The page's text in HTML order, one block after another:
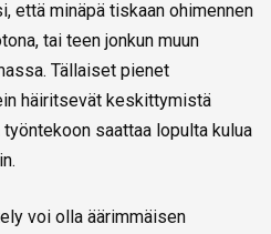
että minäpä tiskaan ohimennen
tai teen jonkun muun
Tällaiset pienet
häiritsevät keskittymistä
saattaa lopulta kulua
voi olla äärimmäisen